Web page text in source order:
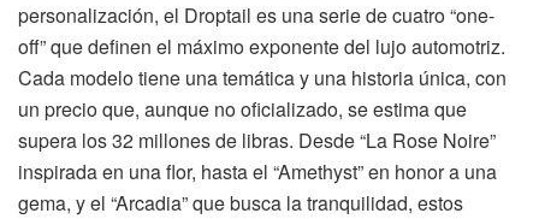
personalización, el Droptail es una serie de cuatro “one-
off” que definen el máximo exponente del lujo automotriz.
Cada modelo tiene una temática y una historia única, con
un precio que, aunque no oficializado, se estima que
supera los 32 millones de libras. Desde “La Rose Noire”
inspirada en una flor, hasta el “Amethyst” en honor a una
gema, y el “Arcadia” que busca la tranquilidad, estos